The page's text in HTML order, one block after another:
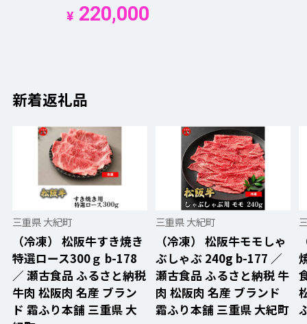
¥220,000
新着返礼品
三重県 大紀町
（冷凍） 松阪牛すき焼き
特選ロース300ｇ b-178
／ 瀬古食品 ふるさと納税
牛肉 松阪肉 名産 ブラン
ド 霜ふり本舗 三重県 大
三重県 大紀町
（冷凍） 松阪牛モモしゃ
ぶしゃぶ 240g b-177 ／
瀬古食品 ふるさと納税 牛
肉 松阪肉 名産 ブランド
霜ふり本舗 三重県 大紀町